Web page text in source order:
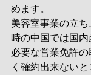
めます。
美容室事業の立
時の中国では国
必要な営業免許
く確約出来ないと